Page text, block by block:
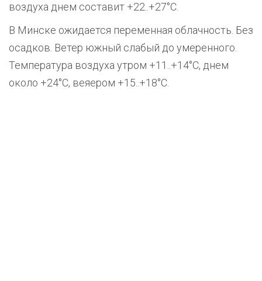
воздуха днем составит +22..+27°С.
В Минске ожидается переменная облачность. Без
осадков. Ветер южный слабый до умеренного.
Температура воздуха утром +11..+14°С, днем
около +24°С, веяером +15..+18°С.